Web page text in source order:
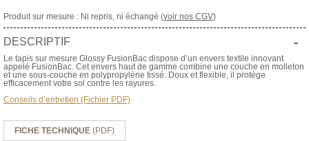
Produit sur mesure : Ni repris, ni échangé (voir nos CGV)
DESCRIPTIF -
Le tapis sur mesure Glossy FusionBac dispose d’un envers textile innovant
appelé FusionBac. Cet envers haut de gamme combine une couche en molleton
et une sous-couche en polypropylène tissé. Doux et flexible, il protège
efficacement votre sol contre les rayures.
Conseils d’entretien (Fichier PDF)
FICHE TECHNIQUE (PDF)